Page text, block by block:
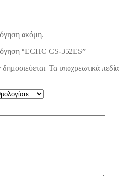
ακόμη.
“ECHO CS-352ES”
Τα υποχρεωτικά πεδία